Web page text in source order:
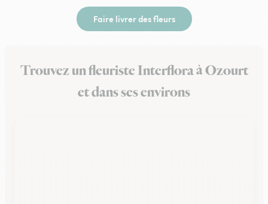
Faire livrer des fleurs
Trouvez un fleuriste Interflora à Ozourt
et dans ses environs